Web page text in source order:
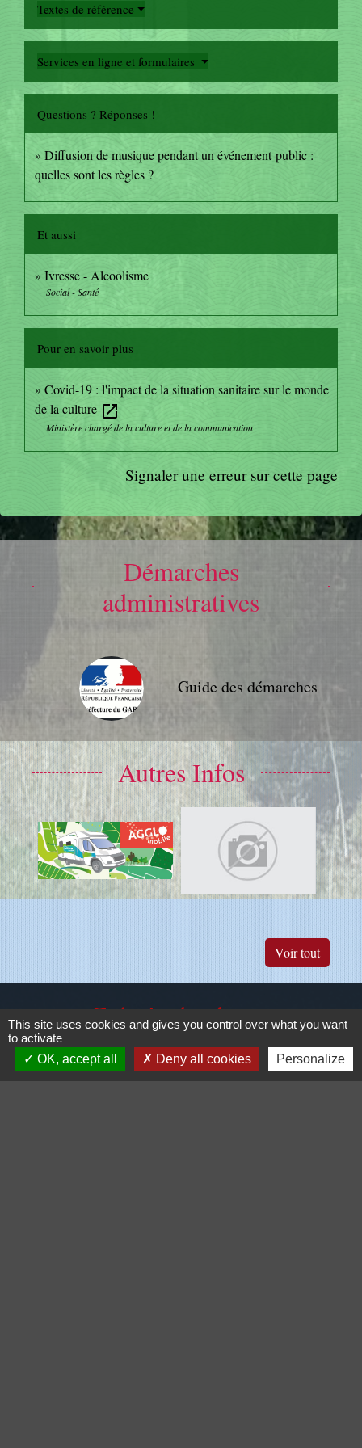
Textes de référence
Services en ligne et formulaires
Questions ? Réponses !
Diffusion de musique pendant un événement public :
quelles sont les règles ?
Et aussi
Ivresse - Alcoolisme
Social - Santé
Pour en savoir plus
Covid-19 : l'impact de la situation sanitaire sur le monde
de la culture open_in_new
Ministère chargé de la culture et de la communication
Signaler une erreur sur cette page
Démarches
administratives
Guide des démarches
Autres Infos
Voir tout
Galerie de photos
This site uses cookies and gives you control over what you want
to activate
OK, accept all
Deny all cookies Personalize